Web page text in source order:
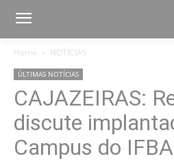
Home NOTÍCIAS
ÚLTIMAS NOTÍCIAS
CAJAZEIRAS:
discute
Campus do